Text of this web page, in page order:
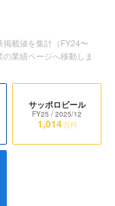
載値を集計（FY24〜
業績ページへ移動しま
サッポロビール
FY25 / 2025/12
1,014万円